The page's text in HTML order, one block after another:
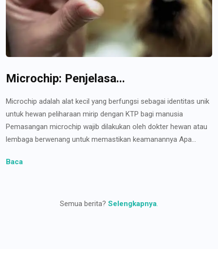
Microchip: Penjelasa...
Microchip adalah alat kecil yang berfungsi sebagai identitas unik
untuk hewan peliharaan mirip dengan KTP bagi manusia
Pemasangan microchip wajib dilakukan oleh dokter hewan atau
lembaga berwenang untuk memastikan keamanannya Apa...
Baca
Semua berita? Selengkapnya